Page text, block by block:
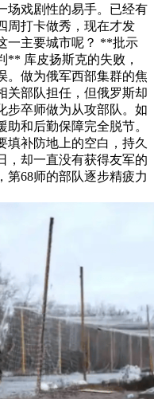
场戏剧性的易手。已经有
周打卡做秀，现在才发
一主要城市呢？ **批示
** 库皮扬斯克的失败，
。做为俄军西部集群的焦
关部队担任，但俄罗斯却
步卒师做为从攻部队。如
和后勤保障完全脱节。
填补防地上的空白，持久
，却一直没有获得友军的
第68师的部队逐步精疲力